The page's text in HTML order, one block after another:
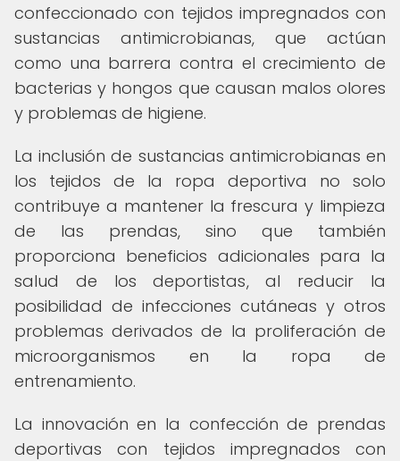
confeccionado con tejidos impregnados con
sustancias antimicrobianas, que actúan
como una barrera contra el crecimiento de
bacterias y hongos que causan malos olores
y problemas de higiene.
La inclusión de sustancias antimicrobianas en
los tejidos de la ropa deportiva no solo
contribuye a mantener la frescura y limpieza
de las prendas, sino que también
proporciona beneficios adicionales para la
salud de los deportistas, al reducir la
posibilidad de infecciones cutáneas y otros
problemas derivados de la proliferación de
microorganismos en la ropa de
entrenamiento.
La innovación en la confección de prendas
deportivas con tejidos impregnados con